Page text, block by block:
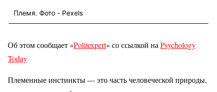
Племя. Фото - Pexels
Об этом сообщает «Politexpert» со ссылкой на Psychology
Today
Племенные инстинкты — это часть человеческой природы,